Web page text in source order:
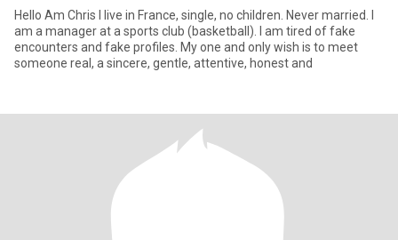
Hello Am Chris I live in France, single, no children. Never married. I
am a manager at a sports club (basketball). I am tired of fake
encounters and fake profiles. My one and only wish is to meet
someone real, a sincere, gentle, attentive, honest and